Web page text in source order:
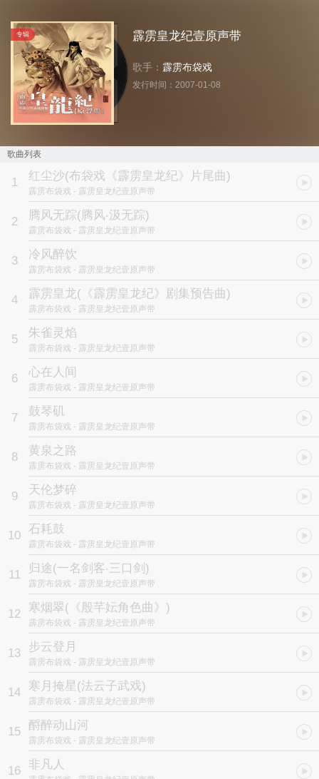
专辑 霹雳皇龙纪壹原声带
歌手： 霹雳布袋戏
发行时间： 2007-01-08
歌曲列表
1 红尘沙(布袋戏《霹雳皇龙纪》片尾曲)
霹雳布袋戏 - 霹雳皇龙纪壹原声带
2 腾风无踪(腾风‧汲无踪)
霹雳布袋戏 - 霹雳皇龙纪壹原声带
3 冷风醉饮
霹雳布袋戏 - 霹雳皇龙纪壹原声带
4 霹雳皇龙(《霹雳皇龙纪》剧集预告曲)
霹雳布袋戏 - 霹雳皇龙纪壹原声带
5 朱雀灵焰
霹雳布袋戏 - 霹雳皇龙纪壹原声带
6 心在人间
霹雳布袋戏 - 霹雳皇龙纪壹原声带
7 鼓琴矶
霹雳布袋戏 - 霹雳皇龙纪壹原声带
8 黄泉之路
霹雳布袋戏 - 霹雳皇龙纪壹原声带
9 天伦梦碎
霹雳布袋戏 - 霹雳皇龙纪壹原声带
10 石耗鼓
霹雳布袋戏 - 霹雳皇龙纪壹原声带
11 归途(一名剑客‧三口剑)
霹雳布袋戏 - 霹雳皇龙纪壹原声带
12 寒烟翠(《殷芊妘角色曲》)
霹雳布袋戏 - 霹雳皇龙纪壹原声带
13 步云登月
霹雳布袋戏 - 霹雳皇龙纪壹原声带
14 寒月掩星(法云子武戏)
霹雳布袋戏 - 霹雳皇龙纪壹原声带
15 酹醉动山河
霹雳布袋戏 - 霹雳皇龙纪壹原声带
16 非凡人